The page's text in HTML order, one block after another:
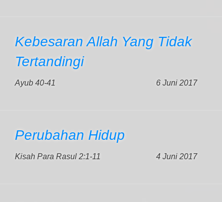
Kebesaran Allah Yang Tidak
Tertandingi
Ayub 40-41 6 Juni 2017
Perubahan Hidup
Kisah Para Rasul 2:1-11 4 Juni 2017